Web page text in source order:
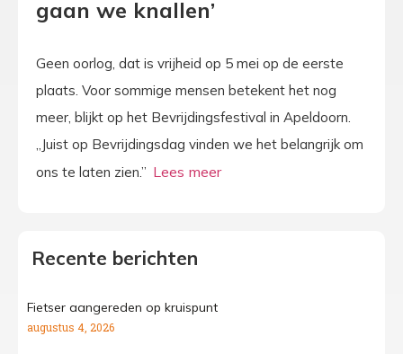
gaan we knallen’
Geen oorlog, dat is vrijheid op 5 mei op de eerste
plaats. Voor sommige mensen betekent het nog
meer, blijkt op het Bevrijdingsfestival in Apeldoorn.
„Juist op Bevrijdingsdag vinden we het belangrijk om
ons te laten zien.”
Recente berichten
Fietser aangereden op kruispunt
augustus 4, 2026